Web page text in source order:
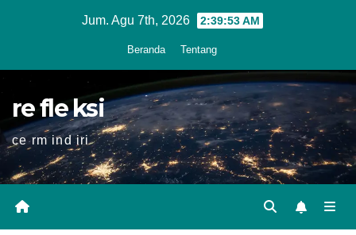
Jum. Agu 7th, 2026 2:39:54 AM
Beranda Tentang
re fle ksi
ce rm ind iri